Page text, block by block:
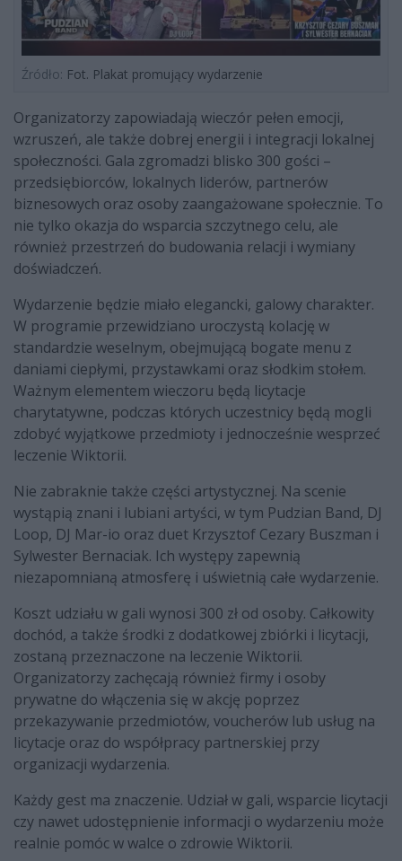
Źródło: Fot. Plakat promujący wydarzenie
Organizatorzy zapowiadają wieczór pełen emocji,
wzruszeń, ale także dobrej energii i integracji lokalnej
społeczności. Gala zgromadzi blisko 300 gości –
przedsiębiorców, lokalnych liderów, partnerów
biznesowych oraz osoby zaangażowane społecznie. To
nie tylko okazja do wsparcia szczytnego celu, ale
również przestrzeń do budowania relacji i wymiany
doświadczeń.
Wydarzenie będzie miało elegancki, galowy charakter.
W programie przewidziano uroczystą kolację w
standardzie weselnym, obejmującą bogate menu z
daniami ciepłymi, przystawkami oraz słodkim stołem.
Ważnym elementem wieczoru będą licytacje
charytatywne, podczas których uczestnicy będą mogli
zdobyć wyjątkowe przedmioty i jednocześnie wesprzeć
leczenie Wiktorii.
Nie zabraknie także części artystycznej. Na scenie
wystąpią znani i lubiani artyści, w tym Pudzian Band, DJ
Loop, DJ Mar-io oraz duet Krzysztof Cezary Buszman i
Sylwester Bernaciak. Ich występy zapewnią
niezapomnianą atmosferę i uświetnią całe wydarzenie.
Koszt udziału w gali wynosi 300 zł od osoby. Całkowity
dochód, a także środki z dodatkowej zbiórki i licytacji,
zostaną przeznaczone na leczenie Wiktorii.
Organizatorzy zachęcają również firmy i osoby
prywatne do włączenia się w akcję poprzez
przekazywanie przedmiotów, voucherów lub usług na
licytacje oraz do współpracy partnerskiej przy
organizacji wydarzenia.
Każdy gest ma znaczenie. Udział w gali, wsparcie licytacji
czy nawet udostępnienie informacji o wydarzeniu może
realnie pomóc w walce o zdrowie Wiktorii.